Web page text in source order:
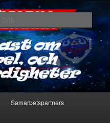
Sök
Samarbetspartners